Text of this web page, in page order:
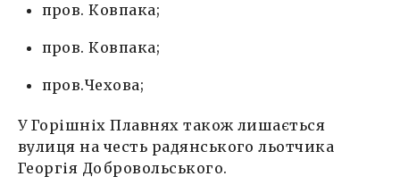
пров. Ковпака;
пров. Ковпака;
пров.Чехова;
У Горішніх Плавнях також лишається
вулиця на честь радянського льотчика
Георгія Добровольського.